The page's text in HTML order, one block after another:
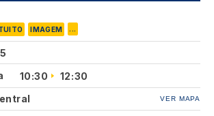
IMAGEM ...
10:30
12:30
VER MAPA